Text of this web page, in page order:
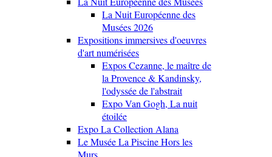
La Nuit Européenne des
Musées 2026
Expositions immersives d'oeuvres
d'art numérisées
Expos Cezanne, le maître de
la Provence & Kandinsky,
l'odyssée de l'abstrait
Expo Van Gogh, La nuit
étoilée
Expo La Collection Alana
Le Musée La Piscine Hors les